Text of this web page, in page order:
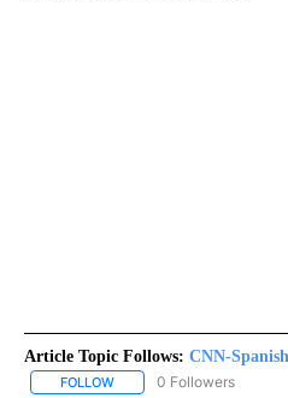
Article Topic Follows: CNN-Spanish
FOLLOW FOLLOW "CNN-SPANISH"
0 Followers